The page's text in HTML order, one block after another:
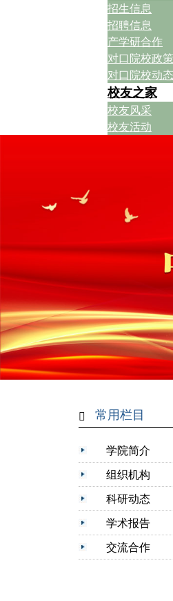
招生信息
招聘信息
产学研合作
对口院校政策
对口院校动态
校友之家
校友风采
校友活动
常用栏目
学院简介
组织机构
科研动态
学术报告
交流合作